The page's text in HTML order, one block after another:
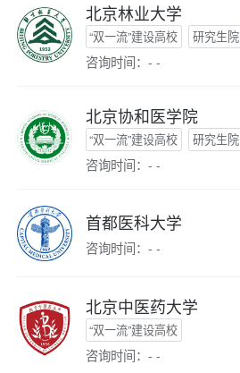
北京林业大学
“双一流”建设高校 研究生院
咨询时间：- -
北京协和医学院
“双一流”建设高校 研究生院
咨询时间：- -
首都医科大学
咨询时间：- -
北京中医药大学
“双一流”建设高校
咨询时间：- -